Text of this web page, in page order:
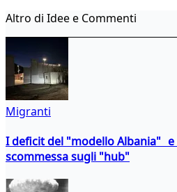
Altro di Idee e Commenti
Migranti
I deficit del "modello Albania" e
scommessa sugli "hub"